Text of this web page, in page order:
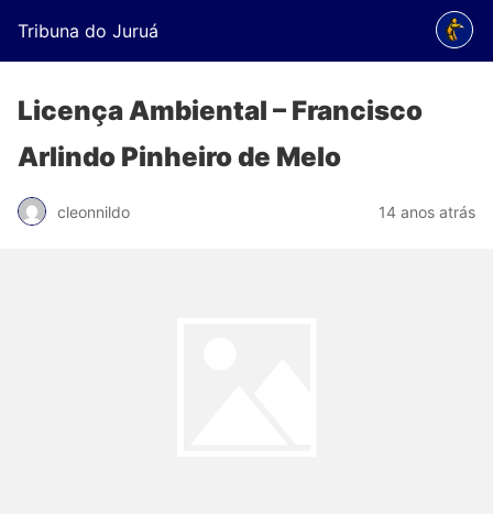
Tribuna do Juruá
Licença Ambiental – Francisco
Arlindo Pinheiro de Melo
cleonnildo 14 anos atrás